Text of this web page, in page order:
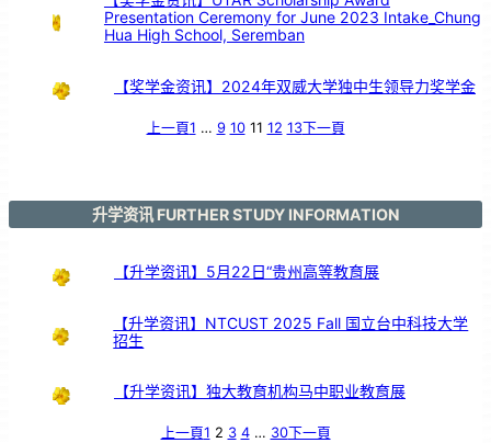
Presentation Ceremony for June 2023 Intake_Chung
Hua High School, Seremban
【奖学金资讯】2024年双威大学独中生领导力奖学金
上一頁1 … 9 10 11 12 13下一頁
升学资讯 FURTHER STUDY INFORMATION
【升学资讯】5月22日“贵州高等教育展
【升学资讯】NTCUST 2025 Fall 国立台中科技大学
招生
【升学资讯】独大教育机构马中职业教育展
上一頁1 2 3 4 … 30下一頁